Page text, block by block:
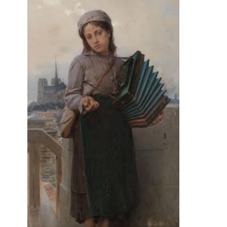
Kazakhstani Art
Lebanese Art
Lithuanian Art Louvre Museum
Macedonian Art
Magic Realism
Metropolitan Museum of Art
Mexican Art Moldovan Art MoMA
Mongolian Art Musée d'Orsay Musei
Capitolini
Museo Carmen Thyssen
Málaga Museo del Prado
Museum
Barberini
Museum of Fine Arts
Boston Museum of Fine Arts of Lyon
MusicArt
National Gallery
London
National Gallery of Art
Washington
prize Norwegian Art
Glyptotek
Pablo Neruda
Palazzo Barberini
Cézanne
Persian Art
Peruvian Art
Philadelphia Museum of Art